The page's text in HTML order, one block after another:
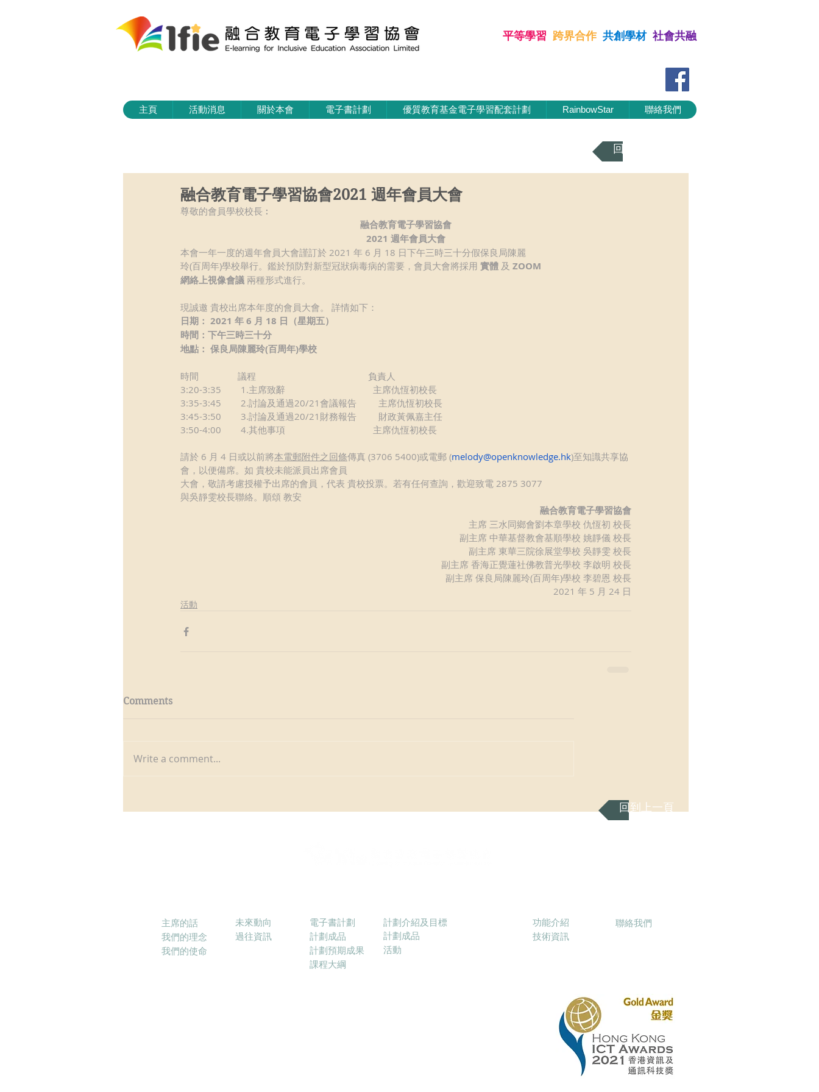
平等學習 跨界合作 共創學材 社會共融
平等學習 跨界合作 共創學材 社會共融
主頁 活動消息 關於本會 電子書計劃 優質教育基金電子學習配套計劃 RainbowStar 聯絡我們
回到上一頁
融合教育電子學習協會2021 週年會員大會
尊敬的會員學校校長︰
融合教育電子學習協會
2021 週年會員大會
本會一年一度的週年會員大會謹訂於 2021 年 6 月 18 日下午三時三十分假保良局陳麗
玲(百周年)學校舉行。鑑於預防對新型冠狀病毒病的需要，會員大會將採用 實體 及 ZOOM
網絡上視像會議 兩種形式進行。
現誠邀 貴校出席本年度的會員大會。 詳情如下：
日期： 2021 年 6 月 18 日（星期五）
時間：下午三時三十分
地點： 保良局陳麗玲(百周年)學校
時間                議程                                              負責人
3:20-3:35        1.主席致辭                                    主席仇恆初校長
3:35-3:45        2.討論及通過20/21會議報告         主席仇恆初校長
3:45-3:50        3.討論及通過20/21財務報告         財政黃佩嘉主任
3:50-4:00        4.其他事項                                    主席仇恆初校長
請於 6 月 4 日或以前將本電郵附件之回條傳真 (3706 5400)或電郵 (melody@openknowledge.hk)至知識共享協
會，以便備席。如 貴校未能派員出席會員
大會，敬請考慮授權予出席的會員，代表 貴校投票。若有任何查詢，歡迎致電 2875 3077
與吳靜雯校長聯絡。順頌 教安
融合教育電子學習協會
主席 三水同鄉會劉本章學校 仇恆初 校長
副主席 中華基督教會基順學校 姚靜儀 校長
副主席 東華三院徐展堂學校 吳靜雯 校長
副主席 香海正覺蓮社佛教普光學校 李啟明 校長
副主席 保良局陳麗玲(百周年)學校 李碧恩 校長
2021 年 5 月 24 日
活動
Comments
Write a comment...
回到上一頁
主席的話
我們的理念
我們的使命
未來動向
過往資訊
電子書計劃
計劃成品
計劃預期成果
課程大綱
計劃介紹及目標
計劃成品
活動
功能介紹
​技術資訊
聯絡我們